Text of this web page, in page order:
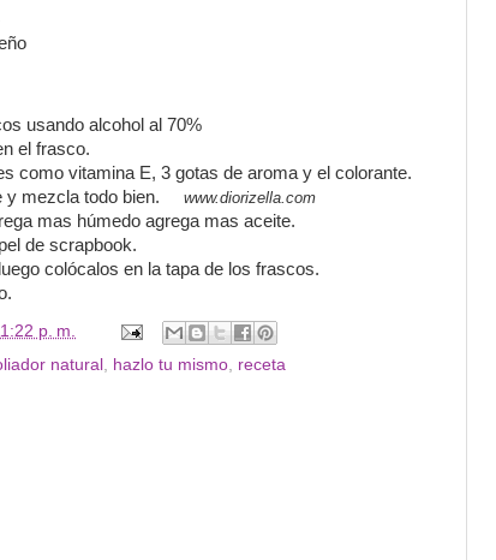
usando alcohol al 70%
el frasco.
como vitamina E, 3 gotas de aroma y el colorante.
y mezcla todo bien. www.diorizella.com
mas húmedo agrega mas aceite.
de scrapbook.
colócalos en la tapa de los frascos.
p. m.
natural , hazlo tu mismo, receta